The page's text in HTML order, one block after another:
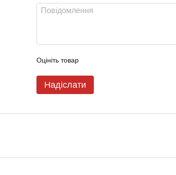
Оцініть товар
Надіслати